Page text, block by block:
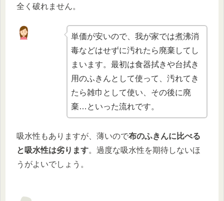
全く破れません。
単価が安いので、我が家では煮沸消
毒などはせずに汚れたら廃棄してし
まいます。最初は食器拭きや台拭き
用のふきんとして使って、汚れてき
たら雑巾として使い、その後に廃
棄…といった流れです。
吸水性もありますが、薄いので布のふきんに比べる
と吸水性は劣ります。過度な吸水性を期待しないほ
うがよいでしょう。